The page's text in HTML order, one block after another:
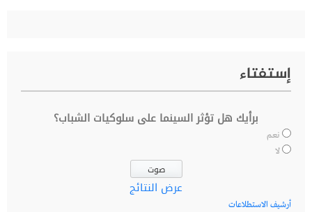
إستفتاء
برأيك هل تؤثر السينما على سلوكيات الشباب؟
نعم
لا
عرض النتائج
أرشيف الاستطلاعات